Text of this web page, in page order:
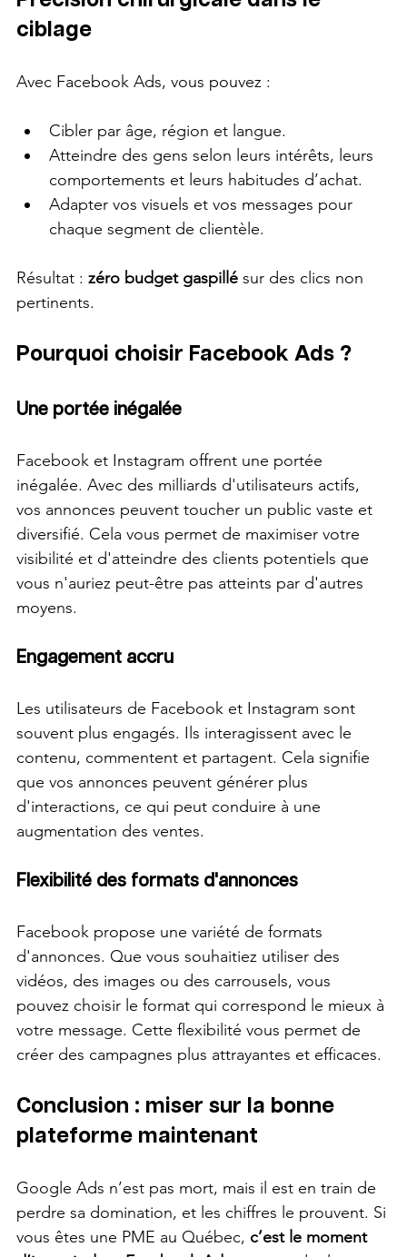
ciblage
Avec Facebook Ads, vous pouvez :
Cibler par âge, région et langue.
Atteindre des gens selon leurs intérêts, leurs
comportements et leurs habitudes d’achat.
Adapter vos visuels et vos messages pour
chaque segment de clientèle.
Résultat : zéro budget gaspillé sur des clics non
pertinents.
Pourquoi choisir Facebook Ads ?
Une portée inégalée
Facebook et Instagram offrent une portée
inégalée. Avec des milliards d'utilisateurs actifs,
vos annonces peuvent toucher un public vaste et
diversifié. Cela vous permet de maximiser votre
visibilité et d'atteindre des clients potentiels que
vous n'auriez peut-être pas atteints par d'autres
moyens.
Engagement accru
Les utilisateurs de Facebook et Instagram sont
souvent plus engagés. Ils interagissent avec le
contenu, commentent et partagent. Cela signifie
que vos annonces peuvent générer plus
d'interactions, ce qui peut conduire à une
augmentation des ventes.
Flexibilité des formats d'annonces
Facebook propose une variété de formats
d'annonces. Que vous souhaitiez utiliser des
vidéos, des images ou des carrousels, vous
pouvez choisir le format qui correspond le mieux à
votre message. Cette flexibilité vous permet de
créer des campagnes plus attrayantes et efficaces.
Conclusion : miser sur la bonne
plateforme maintenant
Google Ads n’est pas mort, mais il est en train de
perdre sa domination, et les chiffres le prouvent. Si
vous êtes une PME au Québec, c’est le moment